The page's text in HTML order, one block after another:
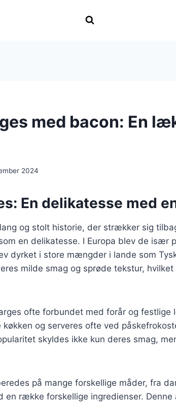
med bacon: En
2024
En delikatesse med
og stolt historie, der strækker sig
en delikatesse. I Europa blev de især
dyrket i store mængder i lande som
milde smag og sprøde tekstur,
ofte forbundet med forår og festlige
og serveres ofte ved
skyldes ikke kun deres smag,
på mange forskellige måder, fra
en række forskellige ingredienser.